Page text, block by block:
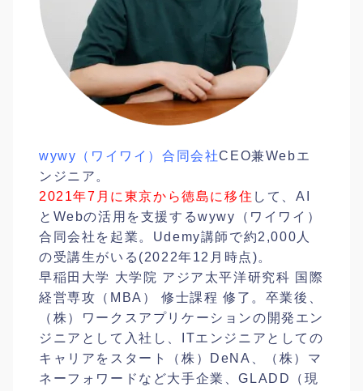
wywy（ワイワイ）合同会社CEO兼Webエ
ンジニア。
2021年7月に東京から徳島に移住 して、AI
とWebの活用を支援するwywy（ワイワイ）
合同会社を起業。Udemy講師で約2,000人
の受講生がいる(2022年12月時点)。
早稲田大学 大学院 アジア太平洋研究科 国際
経営専攻（MBA） 修士課程 修了。卒業後、
（株）ワークスアプリケーションの開発エン
ジニアとして入社し、ITエンジニアとしての
キャリアをスタート（株）DeNA、（株）マ
ネーフォワードなど大手企業、GLADD（現